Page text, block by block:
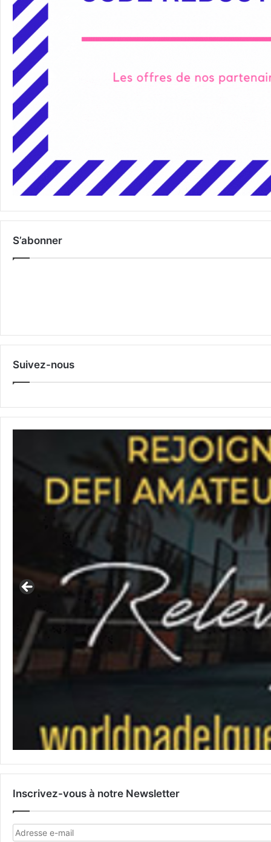
S’abonner
Suivez-nous
Inscrivez-vous à notre Newsletter